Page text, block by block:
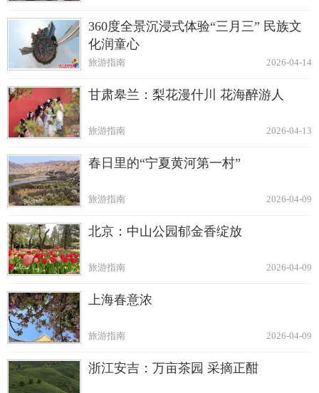
360度全景沉浸式体验“三月三” 民族文
化润童心
2026-04-14
旅游指南
甘肃皋兰：梨花漫什川 花海醉游人
2026-04-13
旅游指南
春日里的“宁夏黄河第一村”
2026-04-09
旅游指南
北京：中山公园郁金香绽放
2026-04-09
旅游指南
上海春意浓
2026-04-09
旅游指南
浙江安吉：万亩茶园 采摘正酣